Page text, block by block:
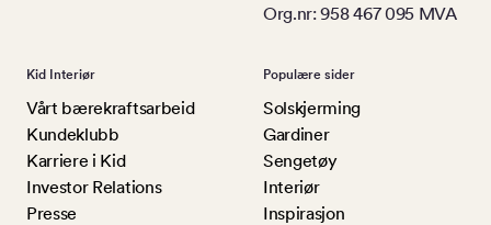
Org.nr: 958 467 095 MVA
Kid Interiør
Vårt bærekraftsarbeid
Kundeklubb
Karriere i Kid
Investor Relations
Presse
Populære sider
Solskjerming
Gardiner
Sengetøy
Interiør
Inspirasjon